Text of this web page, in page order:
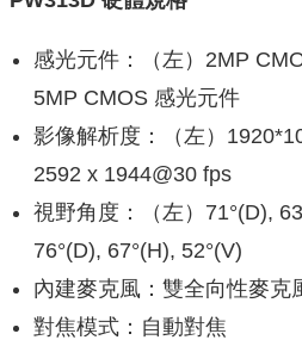
感光元件：（左）2MP
5MP CMOS 感光元件
影像解析度：（左）
2592 x 1944@30 fps
視野角度：（左）71°(D),
76°(D), 67°(H), 52°(V)
內建麥克風：雙全向性麥克
對焦模式：自動對焦